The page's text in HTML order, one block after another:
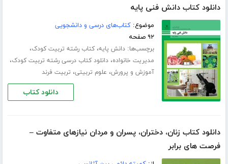
دانلود کتاب دانش فنی پایه
موضوع:کتاب‌های درسی و دانشجویی
۹۲ صفحه
برچسب‌ها:دانش پایه،کتاب رشته تربیت کودک،
مدیریت خانواده،دانلود کتاب درسی رشته تربیت کودک،
آموزش و پرورش، علوم تربیتی، تربیت فرند
دانلود کتاب
دانلود کتاب زنان، دختران، پسران و مردان نیازهای متفاوت –
فرصت های برابر